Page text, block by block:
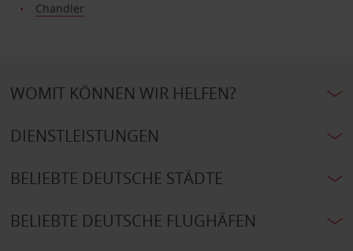
Chandler
WOMIT KÖNNEN WIR HELFEN?
DIENSTLEISTUNGEN
BELIEBTE DEUTSCHE STÄDTE
BELIEBTE DEUTSCHE FLUGHÄFEN